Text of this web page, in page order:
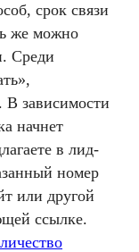
срок связи
же можно
Среди
зависимости
начнет
в лид-
номер
или другой
ссылке.